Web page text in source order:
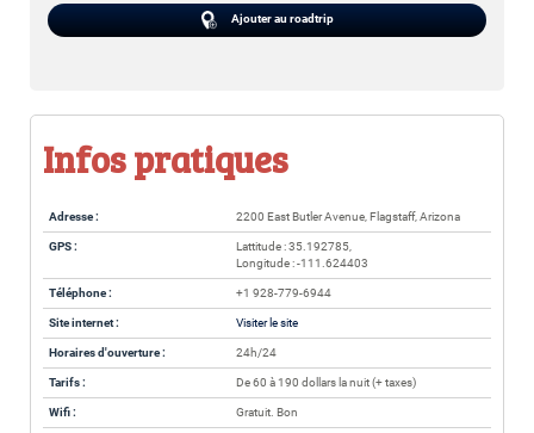
Ajouter au roadtrip
Infos pratiques
Adresse : 2200 East Butler Avenue, Flagstaff, Arizona
GPS :
Lattitude : 35.192785,
Longitude : -111.624403
Téléphone : +1 928-779-6944
Site internet : Visiter le site
Horaires d'ouverture : 24h/24
Tarifs : De 60 à 190 dollars la nuit (+ taxes)
Wifi : Gratuit. Bon